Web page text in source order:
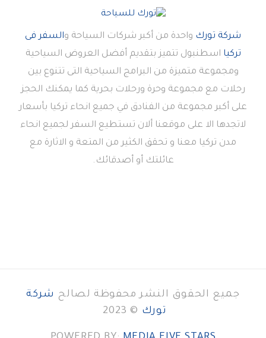
شركة تورك واحدة من أكبر شركات السياحة والسفر فى
تركيا اسطنبول تتميز بتقديم أفضل العروض السياحية
ومجموعة متميزة من البرامج السياحية التى تتنوع بين
رحلات مع مجموعة وحرة ورحلات بحرية كما يمكنك الحجز
على أكبر مجموعة من الفنادق في جميع انحاء تركيا بأسعار
لاتجدها الا على موقعنا ألان تستطيع السفر لجميع انحاء
مدن تركيا معنا و تحقق الكثير من المتعة و الاثارة مع
عائلتك أو أصدقائك.
جميع الحقوق النشر محفوظة لصالح شركة
تورك © 2023